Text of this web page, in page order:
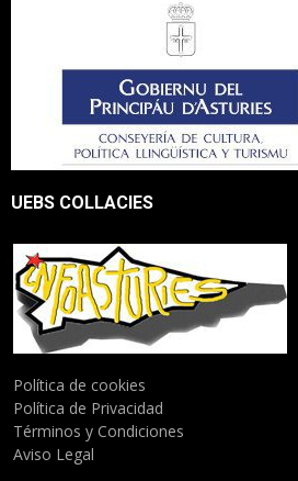
UEBS COLLACIES
Política de cookies
Política de Privacidad
Términos y Condiciones
Aviso Legal